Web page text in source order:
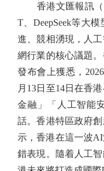
香港文匯報訊（
T、DeepSeek等大
進、競相湧現，人
網行業的核心議題
發布會上獲悉，
月13日至14日在香
金融」「人工智能
話。香港特區政府
示，香港在這一波
錯表現。隨着人工